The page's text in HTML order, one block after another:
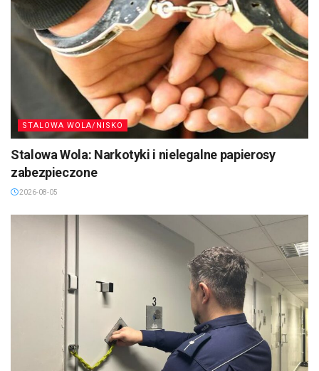
STALOWA WOLA/NISKO
Stalowa Wola: Narkotyki i nielegalne papierosy
zabezpieczone
2026-08-05